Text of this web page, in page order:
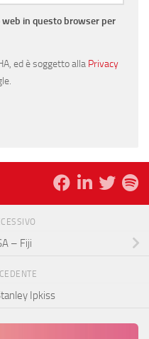
in questo browser per
ed è soggetto alla Privacy
– Fiji
Ipkiss